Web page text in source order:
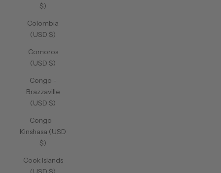
$)
Colombia
(USD $)
Comoros
(USD $)
Congo -
Brazzaville
(USD $)
Congo -
Kinshasa (USD
$)
Cook Islands